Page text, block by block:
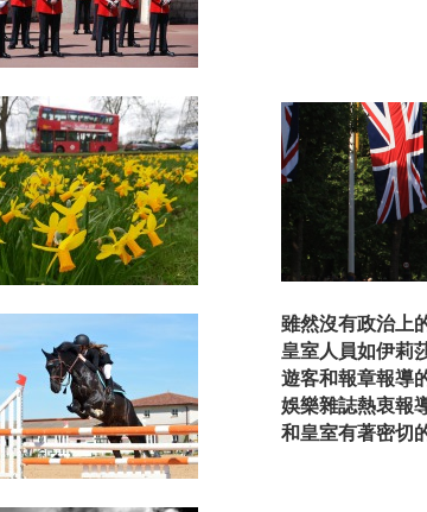
雖然沒有政治上
皇室人員如伊莉
遊客和報章報導
娛樂雜誌熱衷報
和皇室有著密切
美麗